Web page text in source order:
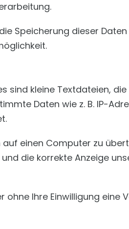
Speicherung dieser
sind kleine Textdateien,
Daten wie z. B. IP-
einen Computer zu
die korrekte Anzeige
Ihre Einwilligung eine